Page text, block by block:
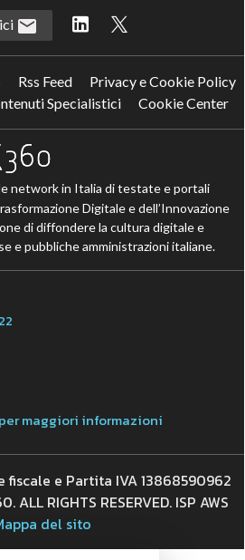
Rss Feed
Privacy e Cookie Policy
Specialistici
Cookie Center
network in Italia di testate e portali
Digitale e dell’Innovazione
di diffondere la cultura digitale e
e pubbliche amministrazioni italiane.
maggiori informazioni
e Partita IVA 13868590962
RIGHTS RESERVED. ISP AWS
del sito